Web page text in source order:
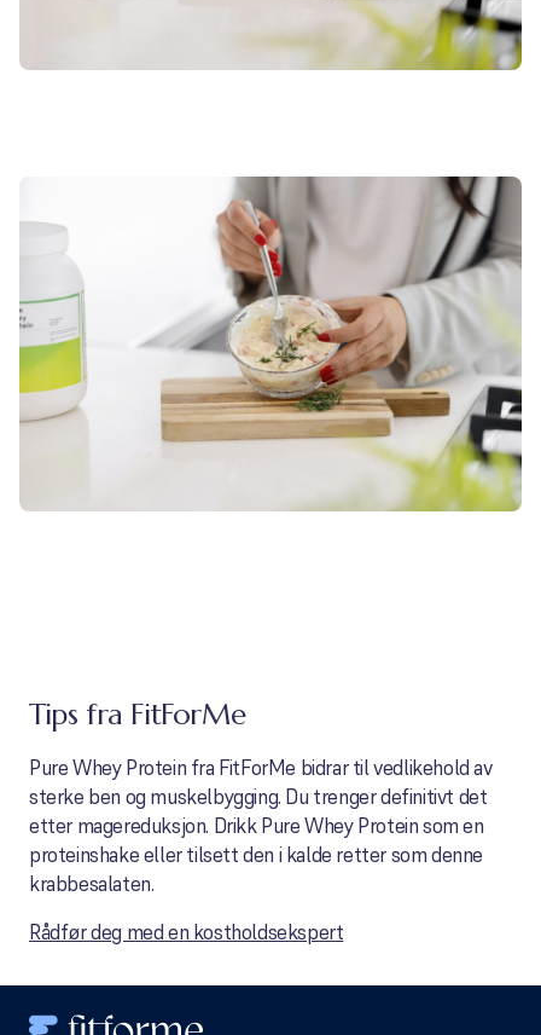
Tips fra FitForMe
Pure Whey Protein fra FitForMe bidrar til vedlikehold av
sterke ben og muskelbygging. Du trenger definitivt det
etter magereduksjon. Drikk Pure Whey Protein som en
proteinshake eller tilsett den i kalde retter som denne
krabbesalaten.
Rådfør deg med en kostholdsekspert